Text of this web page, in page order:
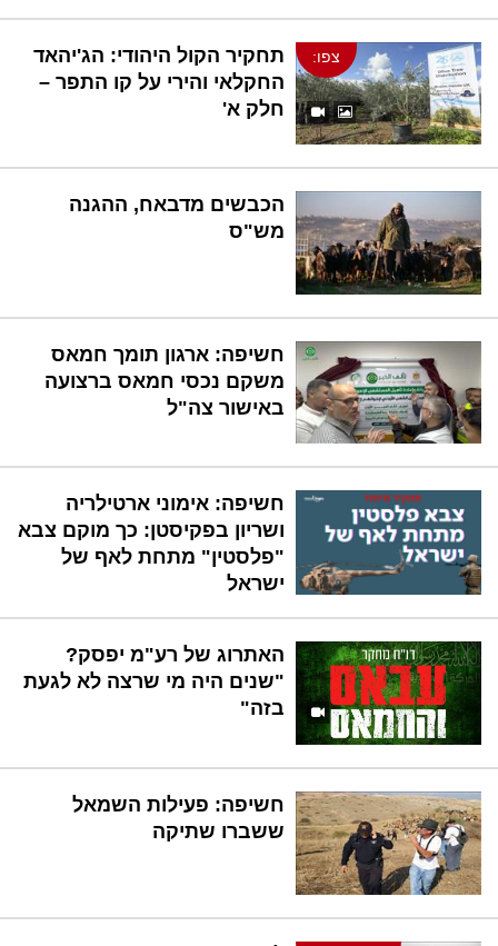
צפו:
תחקיר הקול היהודי: הג'יהאד
החקלאי והירי על קו התפר –
חלק א'
הכבשים מדבאח, ההגנה
מש"ס
חשיפה: ארגון תומך חמאס
משקם נכסי חמאס ברצועה
באישור צה"ל
חשיפה: אימוני ארטילריה
ושריון בפקיסטן: כך מוקם צבא
"פלסטין" מתחת לאף של
ישראל
האתרוג של רע"מ יפסק?
"שנים היה מי שרצה לא לגעת
בזה"
חשיפה: פעילות השמאל
ששברו שתיקה